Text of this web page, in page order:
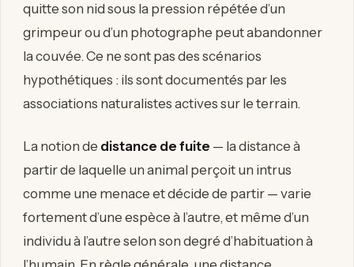
quitte son nid sous la pression répétée d’un
grimpeur ou d’un photographe peut abandonner
la couvée. Ce ne sont pas des scénarios
hypothétiques : ils sont documentés par les
associations naturalistes actives sur le terrain.
La notion de distance de fuite — la distance à
partir de laquelle un animal perçoit un intrus
comme une menace et décide de partir — varie
fortement d’une espèce à l’autre, et même d’un
individu à l’autre selon son degré d’habituation à